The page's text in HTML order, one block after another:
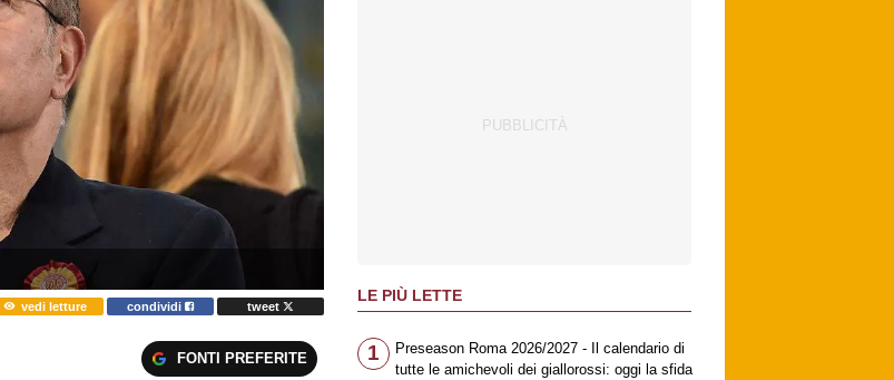
vedi letture condividi tweet
FONTI PREFERITE
LE PIÙ LETTE
1
Preseason Roma 2026/2027 - Il calendario di
tutte le amichevoli dei giallorossi: oggi la sfida